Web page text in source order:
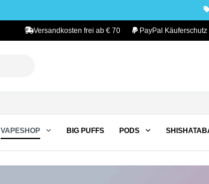
Versandkosten frei ab € 70 PayPal Käuferschutz
VAPESHOP BIG PUFFS PODS